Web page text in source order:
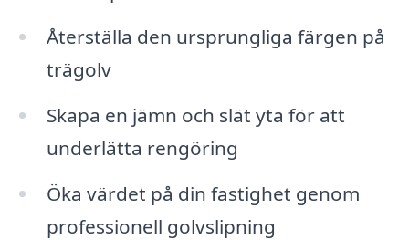
Återställa den ursprungliga färgen på
trägolv
Skapa en jämn och slät yta för att
underlätta rengöring
Öka värdet på din fastighet genom
professionell golvslipning